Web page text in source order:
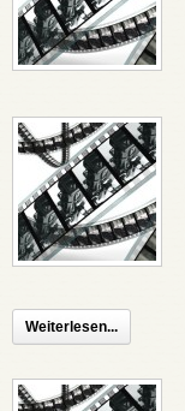
Weiterlesen...